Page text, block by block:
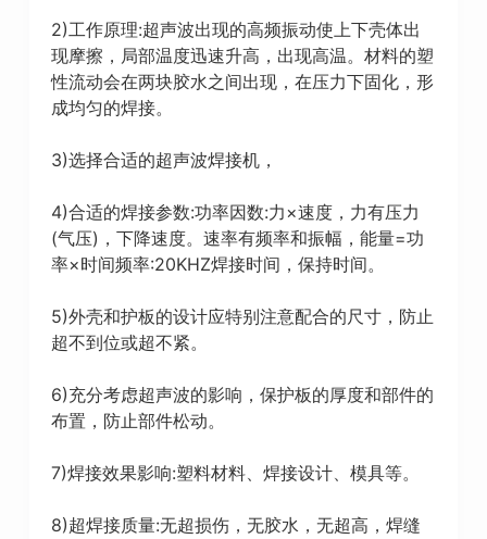
2)工作原理:超声波出现的高频振动使上下壳体出
现摩擦，局部温度迅速升高，出现高温。材料的塑
性流动会在两块胶水之间出现，在压力下固化，形
成均匀的焊接。
3)选择合适的超声波焊接机，
4)合适的焊接参数:功率因数:力×速度，力有压力
(气压)，下降速度。速率有频率和振幅，能量=功
率×时间频率:20KHZ焊接时间，保持时间。
5)外壳和护板的设计应特别注意配合的尺寸，防止
超不到位或超不紧。
6)充分考虑超声波的影响，保护板的厚度和部件的
布置，防止部件松动。
7)焊接效果影响:塑料材料、焊接设计、模具等。
8)超焊接质量:无超损伤，无胶水，无超高，焊缝